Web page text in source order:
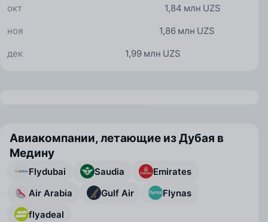
1,84 млн UZS
окт
1,86 млн UZS
ноя
1,99 млн UZS
дек
Авиакомпании, летающие из Дубая в
Медину
Flydubai Saudia
Emirates
Air Arabia
Gulf Air
Flynas
flyadeal